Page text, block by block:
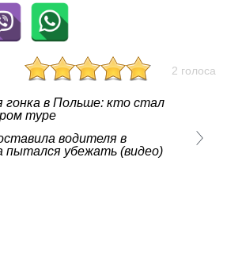
2 голоса
гонка в Польше: кто стал
туре
водителя в
пытался убежать (видео)